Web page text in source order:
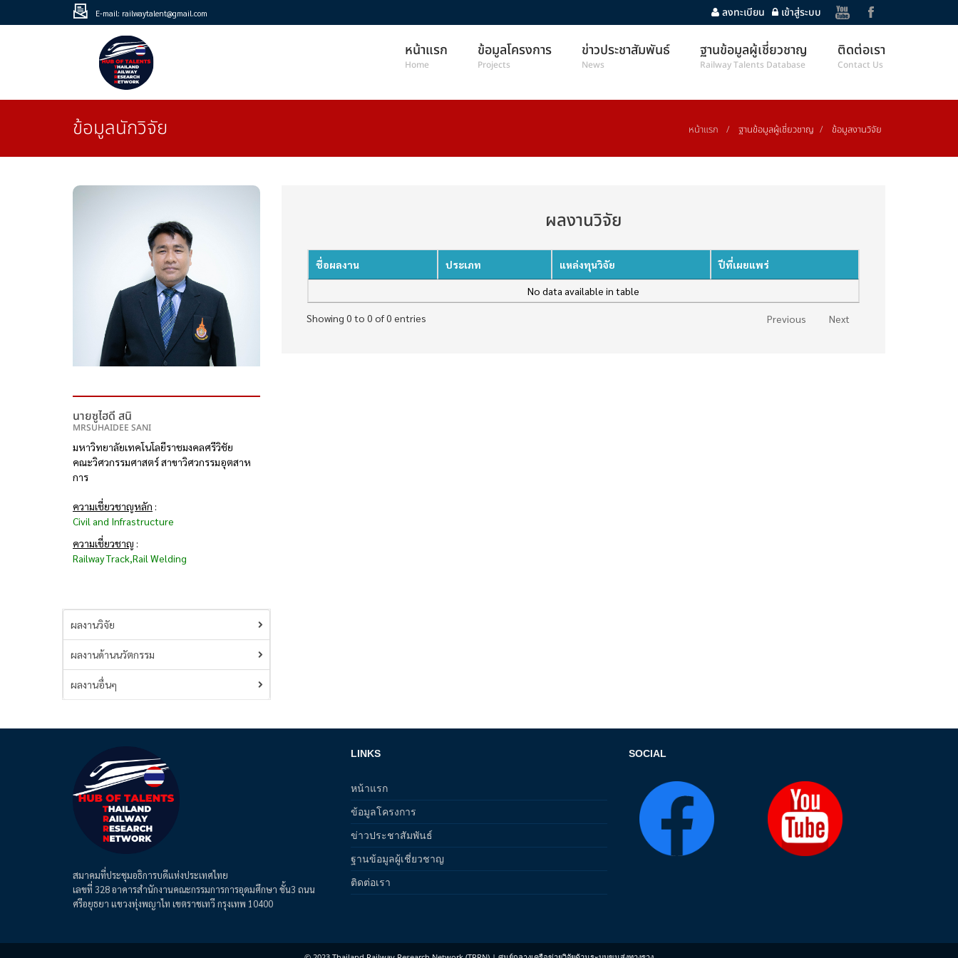
E-mail: railwaytalent@gmail.com เข้าสู่ระบบ
ลงทะเบียน
หน้าแรก
Home
ข้อมูลโครงการ
Projects
ข่าวประชาสัมพันธ์
News
ฐานข้อมูลผู้เชี่ยวชาญ
Railway Talents Database
ติดต่อเรา
Contact Us
ข้อมูลนักวิจัย หน้าแรก ฐานข้อมูลผู้เชี่ยวชาญ ข้อมูลงานวิจัย
นายซูไฮดี สนิ
MRSUHAIDEE SANI
มหาวิทยาลัยเทคโนโลยีราชมงคลศรีวิชัย
คณะวิศวกรรมศาสตร์ สาขาวิศวกรรมอุตสาห
การ
ความเชี่ยวชาญหลัก :
Civil and Infrastructure
ความเชี่ยวชาญ :
Railway Track,Rail Welding
ผลงานวิจัย
ผลงานด้านนวัตกรรม
ผลงานอื่นๆ
ผลงานวิจัย
ชื่อผลงาน ประเภท แหล่งทุนวิจัย ปีที่เผยแพร่
No data available in table
Showing 0 to 0 of 0 entries Previous Next
สมาคมที่ประชุมอธิการบดีแห่งประเทศไทย
เลขที่ 328 อาคารสำนักงานคณะกรรมการการอุดมศึกษา ชั้น3 ถนน
ศรีอยุธยา แขวงทุ่งพญาไท เขตราชเทวี กรุงเทพ 10400
LINKS
หน้าแรก
ข้อมูลโครงการ
ข่าวประชาสัมพันธ์
ฐานข้อมูลผู้เชี่ยวชาญ
ติดต่อเรา
SOCIAL